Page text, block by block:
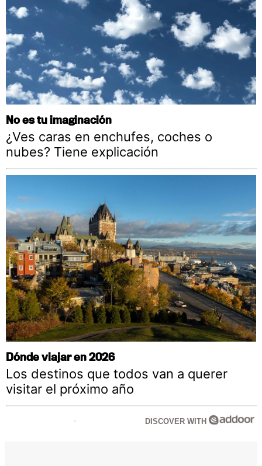
No es tu imaginación
¿Ves caras en enchufes, coches o
nubes? Tiene explicación
Dónde viajar en 2026
Los destinos que todos van a querer
visitar el próximo año
DISCOVER WITH